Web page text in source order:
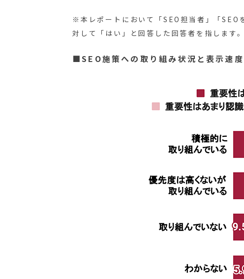
※本レポートにおいて「SEO担当者」「SEO
対して「はい」と回答した回答者を指します。
■SEO施策への取り組み状況と表示速